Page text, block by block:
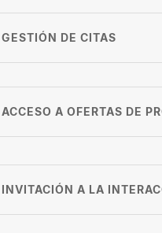
GESTIÓN DE CITAS
ACCESO A OFERTAS DE
INVITACIÓN A LA